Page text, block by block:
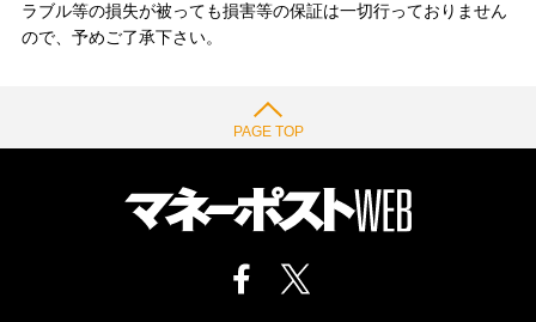
ラブル等の損失が被っても損害等の保証は一切行っておりません
ので、予めご了承下さい。
PAGE TOP